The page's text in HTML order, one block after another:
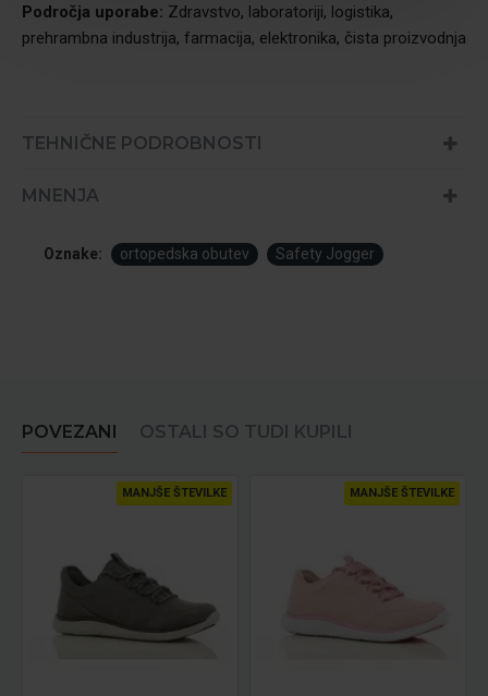
Področja uporabe: Zdravstvo, laboratoriji, logistika,
prehrambna industrija, farmacija, elektronika, čista proizvodnja
TEHNIČNE PODROBNOSTI
MNENJA
Oznake: ortopedska obutev Safety Jogger
POVEZANI OSTALI SO TUDI KUPILI
MANJŠE ŠTEVILKE MANJŠE ŠTEVILKE